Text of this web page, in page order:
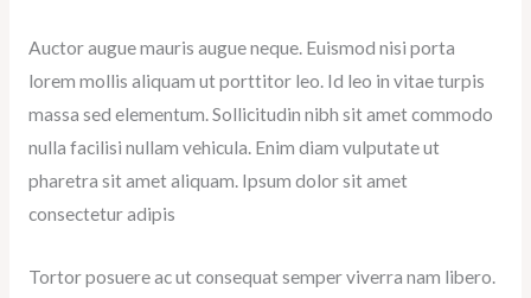
Auctor augue mauris augue neque. Euismod nisi porta
lorem mollis aliquam ut porttitor leo. Id leo in vitae turpis
massa sed elementum. Sollicitudin nibh sit amet commodo
nulla facilisi nullam vehicula. Enim diam vulputate ut
pharetra sit amet aliquam. Ipsum dolor sit amet
consectetur adipis
Tortor posuere ac ut consequat semper viverra nam libero.